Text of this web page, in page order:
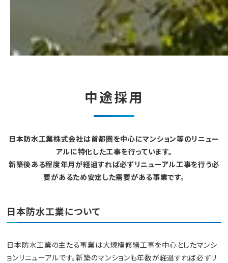
中途採用
日本防水工業株式会社は首都圏を中心にマンション等のリニュー
アルに特化した工事を行っています。
新築後ある程度年月が経過すれば必ずリニューアル工事を行う必
要があるため安定した需要がある事業です。
日本防水工業について
日本防水工業の主たる事業は大規模修繕工事を中心としたマンシ
ョンリニューアルです。新築のマンションも年数が経過すれば必ずリ